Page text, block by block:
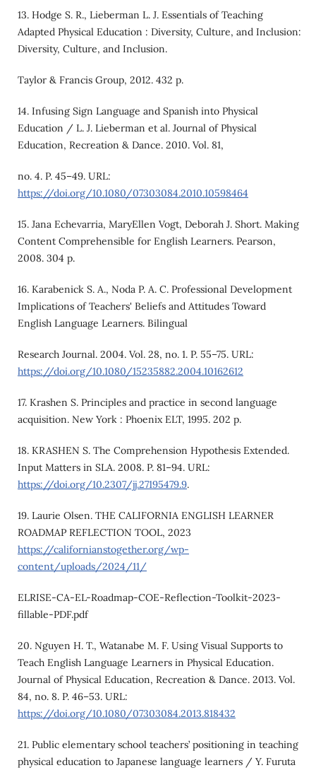
13. Hodge S. R., Lieberman L. J. Essentials of Teaching
Adapted Physical Education : Diversity, Culture, and Inclusion:
Diversity, Culture, and Inclusion.
Taylor & Francis Group, 2012. 432 p.
14. Infusing Sign Language and Spanish into Physical
Education / L. J. Lieberman et al. Journal of Physical
Education, Recreation & Dance. 2010. Vol. 81,
no. 4. P. 45–49. URL:
https://doi.org/10.1080/07303084.2010.10598464
15. Jana Echevarria, MaryEllen Vogt, Deborah J. Short. Making
Content Comprehensible for English Learners. Pearson,
2008. 304 p.
16. Karabenick S. A., Noda P. A. C. Professional Development
Implications of Teachers' Beliefs and Attitudes Toward
English Language Learners. Bilingual
Research Journal. 2004. Vol. 28, no. 1. P. 55–75. URL:
https://doi.org/10.1080/15235882.2004.10162612
17. Krashen S. Principles and practice in second language
acquisition. New York : Phoenix ELT, 1995. 202 p.
18. KRASHEN S. The Comprehension Hypothesis Extended.
Input Matters in SLA. 2008. P. 81–94. URL:
https://doi.org/10.2307/jj.27195479.9.
19. Laurie Olsen. THE CALIFORNIA ENGLISH LEARNER
ROADMAP REFLECTION TOOL, 2023
https://californianstogether.org/wp-
content/uploads/2024/11/
ELRISE-CA-EL-Roadmap-COE-Reflection-Toolkit-2023-
fillable-PDF.pdf
20. Nguyen H. T., Watanabe M. F. Using Visual Supports to
Teach English Language Learners in Physical Education.
Journal of Physical Education, Recreation & Dance. 2013. Vol.
84, no. 8. P. 46–53. URL:
https://doi.org/10.1080/07303084.2013.818432
21. Public elementary school teachers’ positioning in teaching
physical education to Japanese language learners / Y. Furuta